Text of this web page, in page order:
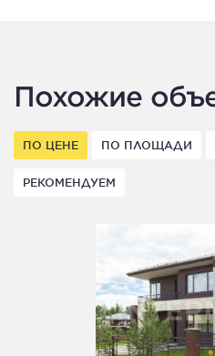
Похожие
ПО ЦЕНЕ ПО ПЛОЩАДИ
РЕКОМЕНДУЕМ